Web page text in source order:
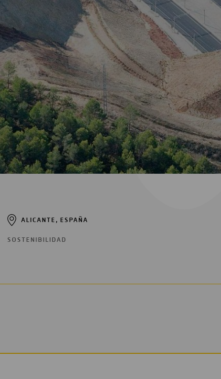
ALICANTE, ESPAÑA
SOSTENIBILIDAD